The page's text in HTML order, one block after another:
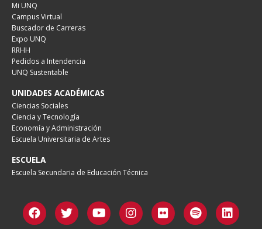
Mi UNQ
Campus Virtual
Buscador de Carreras
Expo UNQ
RRHH
Pedidos a Intendencia
UNQ Sustentable
UNIDADES ACADÉMICAS
Ciencias Sociales
Ciencia y Tecnología
Economía y Administración
Escuela Universitaria de Artes
ESCUELA
Escuela Secundaria de Educación Técnica